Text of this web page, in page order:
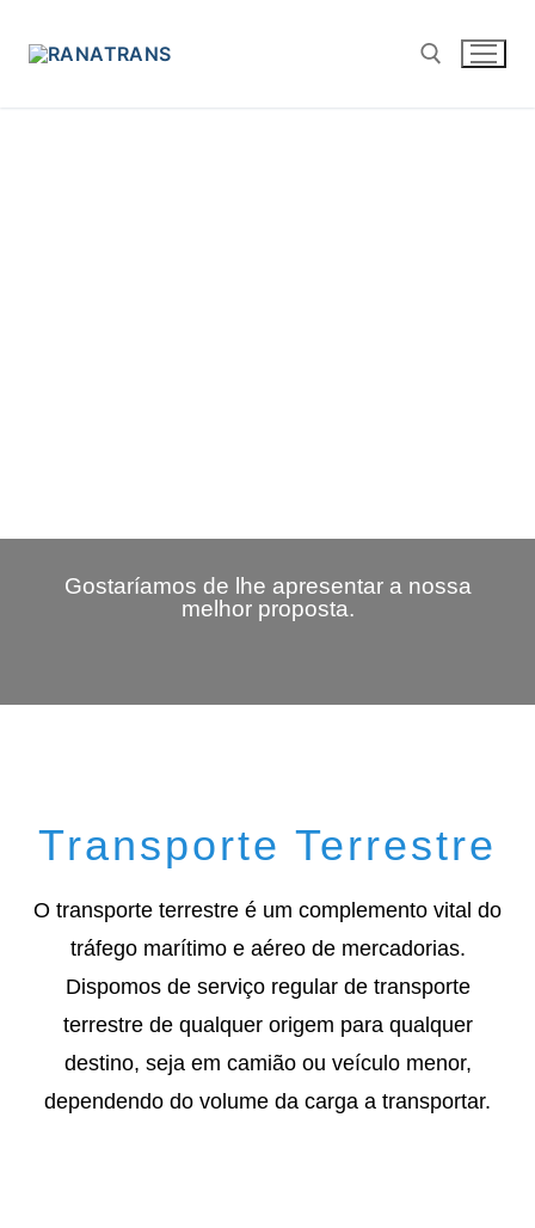
Gostaríamos de lhe apresentar a nossa
melhor proposta.
Transporte Terrestre
O transporte terrestre é um complemento vital do
tráfego marítimo e aéreo de mercadorias.
Dispomos de serviço regular de transporte
terrestre de qualquer origem para qualquer
destino, seja em camião ou veículo menor,
dependendo do volume da carga a transportar.